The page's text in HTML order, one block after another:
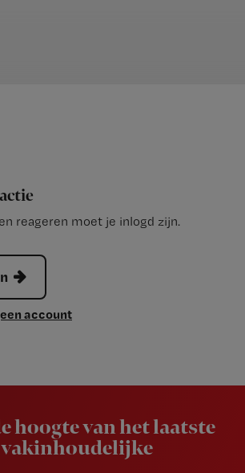
reageren moet je inlogd zijn.
account
hoogte van het laatste
vakinhoudelijke